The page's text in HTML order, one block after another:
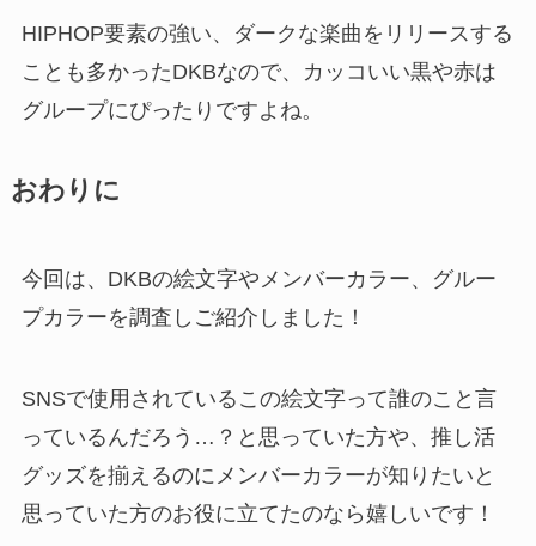
HIPHOP要素の強い、ダークな楽曲をリリースする
ことも多かったDKBなので、カッコいい黒や赤は
グループにぴったりですよね。
おわりに
今回は、DKBの絵文字やメンバーカラー、グルー
プカラーを調査しご紹介しました！
SNSで使用されているこの絵文字って誰のこと言
っているんだろう…？と思っていた方や、推し活
グッズを揃えるのにメンバーカラーが知りたいと
思っていた方のお役に立てたのなら嬉しいです！